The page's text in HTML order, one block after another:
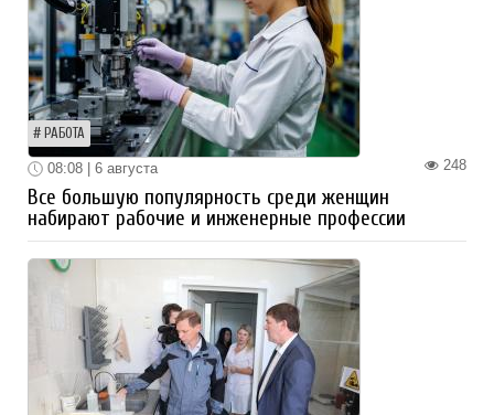
РАБОТА
248
08:08 | 6 августа
Все большую популярность среди женщин
набирают рабочие и инженерные профессии